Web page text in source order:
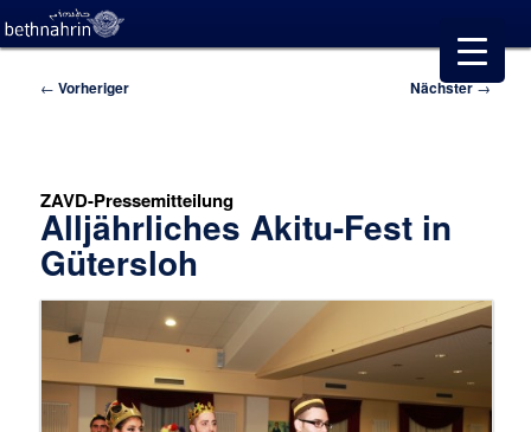
Beitragsnavigation
← Vorheriger Nächster→
ZAVD-Pressemitteilung
Alljährliches Akitu-Fest in
Gütersloh